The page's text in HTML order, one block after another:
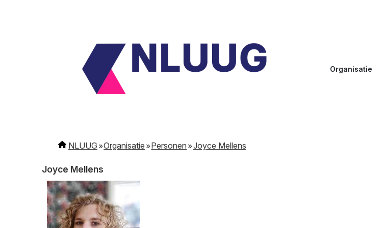
Organisatie
NLUUG Organisatie Personen Joyce Mellens
Joyce Mellens